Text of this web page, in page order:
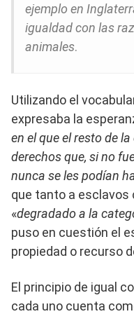
ejemplo en
igualdad con las
animales.
Utilizando el
expresaba la
en el que el resto de
derechos que, si no
nunca se les podían
que tanto a esclavos
«degradado a la
puso en cuestión el
propiedad o recurso
El principio de igual
cada uno cuenta